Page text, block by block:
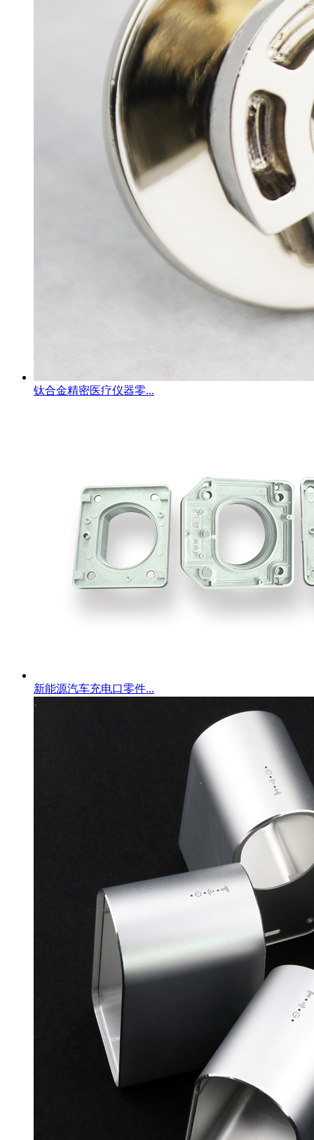
钛合金精密医疗仪器零...
新能源汽车充电口零件...